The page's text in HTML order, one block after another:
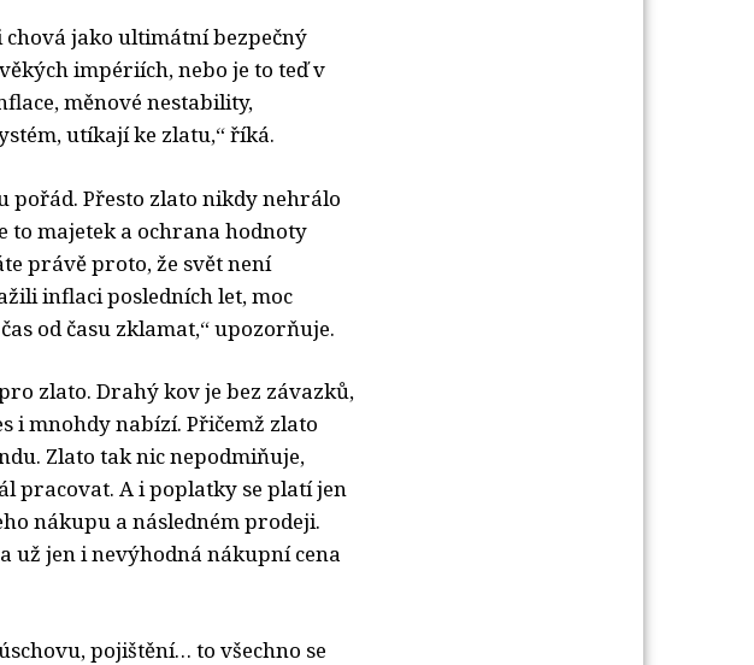
chová jako ultimátní bezpečný
impériích, nebo je to teď v
měnové nestability,
utíkají ke zlatu,“ říká.
pořád. Přesto zlato nikdy nehrálo
to majetek a ochrana hodnoty
právě proto, že svět není
inflaci posledních let, moc
od času zklamat,“ upozorňuje.
zlato. Drahý kov je bez závazků,
i mnohdy nabízí. Přičemž zlato
Zlato tak nic nepodmiňuje,
pracovat. A i poplatky se platí jen
nákupu a následném prodeji.
už jen i nevýhodná nákupní cena
pojištění… to všechno se